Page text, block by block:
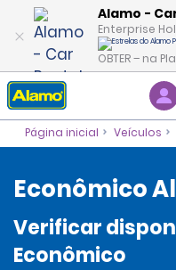
Alamo -
Enterprise
OBTER – na
Página inicial Veículos
Econômico
Verificar
Econômico